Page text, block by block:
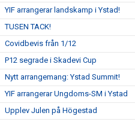
YIF arrangerar landskamp i Ystad!
TUSEN TACK!
Covidbevis från 1/12
P12 segrade i Skadevi Cup
Nytt arrangemang: Ystad Summit!
YIF arrangerar Ungdoms-SM i Ystad
Upplev Julen på Högestad